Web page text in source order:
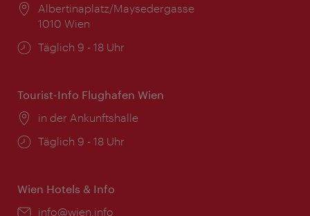
Ort:
Albertinaplatz/Maysedergasse
1010 Wien
Öffnungszeiten:
Täglich 9 - 18 Uhr
Tourist-Info Flughafen Wien
Ort:
in der Ankunftshalle
Öffnungszeiten:
Täglich 9 - 18 Uhr
Wien Hotels & Info
Email:
info@wien.info